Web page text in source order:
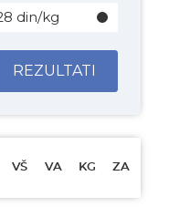
din/kg
REZULTATI
VŠ VA KG ZA